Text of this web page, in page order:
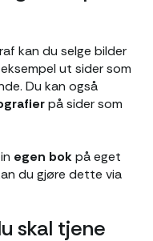
kan du selge bilder
ut sider som
Du kan også
på sider som
egen bok på eget
du gjøre dette via
skal tjene